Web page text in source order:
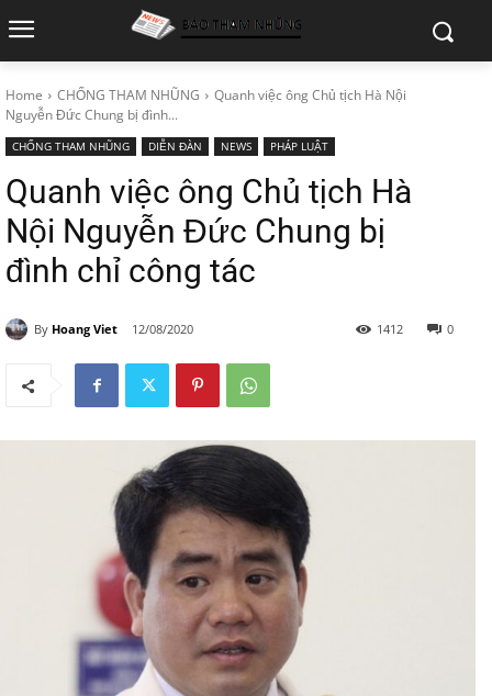
Home CHỐNG THAM NHŨNG
Quanh việc ông Chủ tịch Hà Nội
Nguyễn Đức Chung bị đình...
CHỐNG THAM NHŨNG DIỄN ĐÀN NEWS PHÁP LUẬT
Quanh việc ông Chủ tịch Hà
Nội Nguyễn Đức Chung bị
đình chỉ công tác
By Hoang Viet 12/08/2020 0
1412